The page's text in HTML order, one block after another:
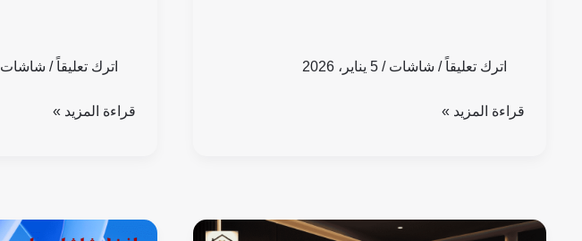
اترك تعليقاً / شاشات / 5 يناير، 2026
قراءة المزيد »
اترك تعليقاً / شاشات
قراءة المزيد »
عيوب
افضل